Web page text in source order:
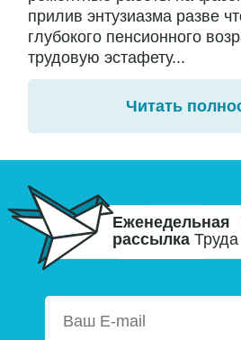
прилив энтузиазма разве
глубокого пенсионного
трудовую эстафету...
Читать
Еженедельная
рассылка Труда